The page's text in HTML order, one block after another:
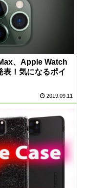
、Apple Watch
！気になるポイ
2019.09.11